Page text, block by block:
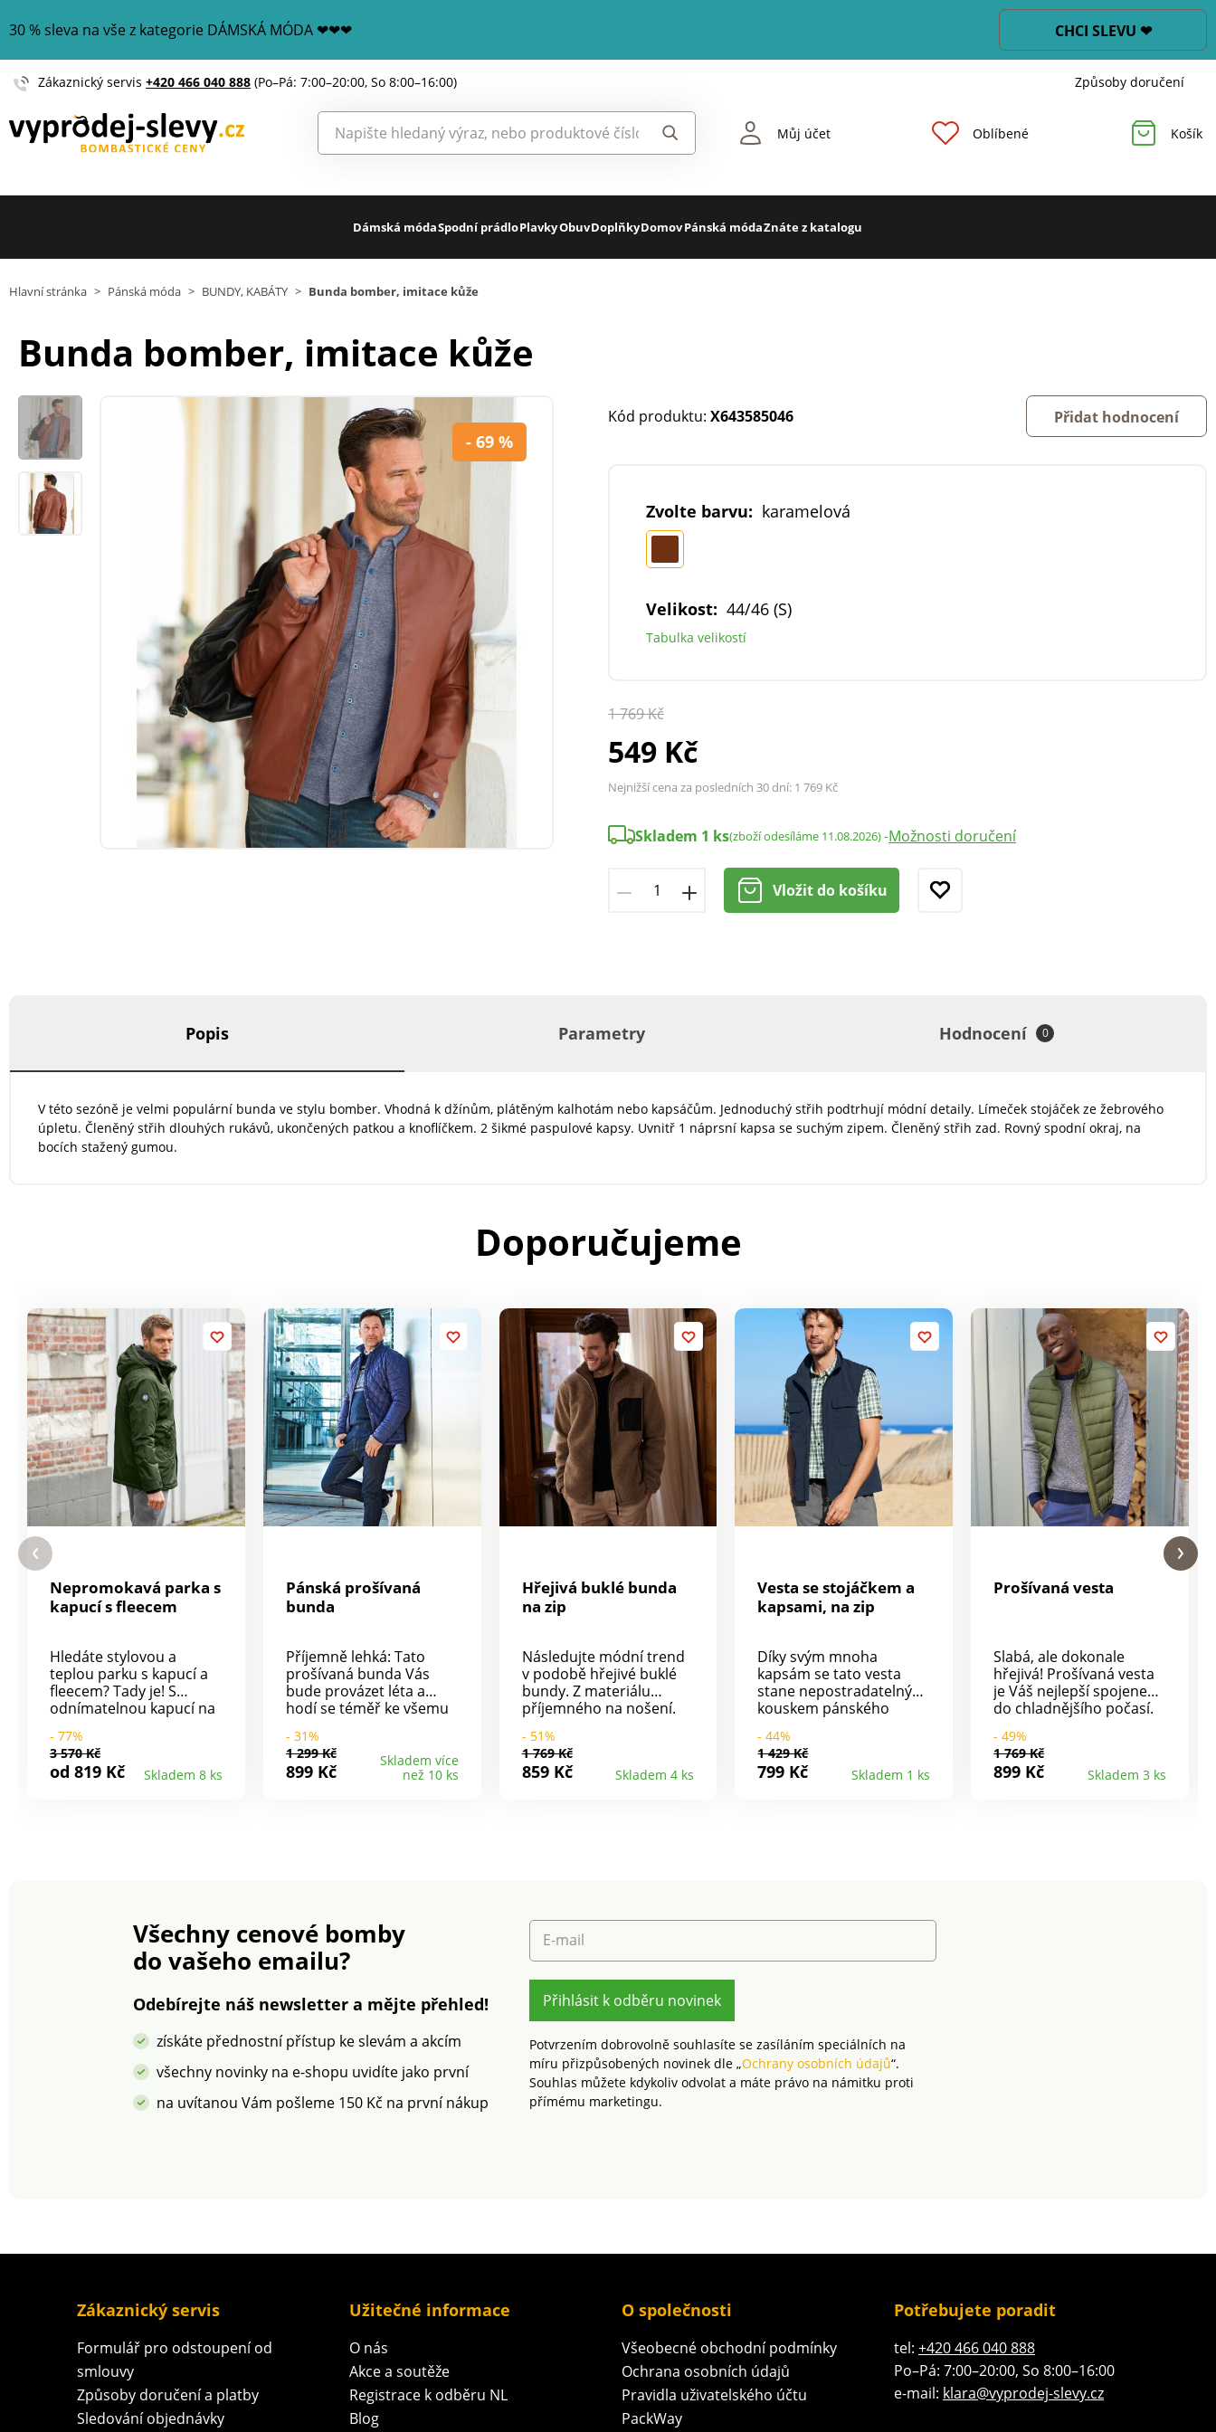
30 % sleva na vše z kategorie DÁMSKÁ MÓDA ❤❤❤ CHCI SLEVU ❤
Zákaznický servis +420 466 040 888 (Po–Pá: 7:00–20:00, So 8:00–16:00) Způsoby doručení
Můj účet Oblíbené Košík
Dámská módaSpodní prádloPlavkyObuvDoplňkyDomovPánská módaZnáte z katalogu
Hlavní stránka > Pánská móda > BUNDY, KABÁTY > Bunda bomber, imitace kůže
Bunda bomber, imitace kůže
- 69 %
Kód produktu: X643585046 Přidat hodnocení
Zvolte barvu: karamelová
Velikost: 44/46 (S)
Tabulka velikostí
1 769 Kč
549 Kč
Nejnižší cena za posledních 30 dní: 1 769 Kč
Skladem 1 ks(zboží odesíláme 11.08.2026)-Možnosti doručení
Vložit do košíku
Popis Parametry Hodnocení 0
V této sezóně je velmi populární bunda ve stylu bomber. Vhodná k džínům, plátěným kalhotám nebo kapsáčům. Jednoduchý střih podtrhují módní detaily. Límeček stojáček ze žebrového
úpletu. Členěný střih dlouhých rukávů, ukončených patkou a knoflíčkem. 2 šikmé paspulové kapsy. Uvnitř 1 náprsní kapsa se suchým zipem. Členěný střih zad. Rovný spodní okraj, na
bocích stažený gumou.
Doporučujeme
Nepromokavá parka s
kapucí s fleecem
Hledáte stylovou a
teplou parku s kapucí a
fleecem? Tady je! S
odnímatelnou kapucí na
Zapínání zip krytý
patkou, dvojitý jezdec.
Členitý střih. 2 kapsy s
nepromokavou úpravou.
S výplní a podšívkou. Lze
prát v pračce na 30 °C.
- 77%
3 570 Kč
od 819 Kč Skladem 8 ks
Pánská prošívaná
bunda
Příjemně lehká: Tato
prošívaná bunda Vás
bude provázet léta a
hodí se téměř ke všemu
Klasika s prošíváním do
kosočtverce. Límec,
manžety a kapsy podšité
- 31%
1 299 Kč
899 Kč
Skladem více
než 10 ks
Hřejivá buklé bunda
na zip
Následujte módní trend
v podobě hřejivé buklé
bundy. Z materiálu
příjemného na nošení.
zapínání, kontrastní zip.
Velká náprsní kontrastní
kapsa se zipem. 2 kapsy s
- 51%
1 769 Kč
859 Kč Skladem 4 ks
Vesta se stojáčkem a
kapsami, na zip
Díky svým mnoha
kapsám se tato vesta
stane nepostradatelným
kouskem pánského
zapínání. Vpředu v
ramenou vsadka. 4
našité kapsy s klopou, z
- 44%
1 429 Kč
799 Kč Skladem 1 ks
Prošívaná vesta
Slabá, ale dokonale
hřejivá! Prošívaná vesta
je Váš nejlepší spojenec
do chladnějšího počasí.
stojáčkem, uvnitř
kontrastní pruh. S
hřejivou výplní. Členitý
- 49%
1 769 Kč
899 Kč Skladem 3 ks
Všechny cenové bomby
do vašeho emailu?
Odebírejte náš newsletter a mějte přehled!
získáte přednostní přístup ke slevám a akcím
všechny novinky na e-shopu uvidíte jako první
na uvítanou Vám pošleme 150 Kč na první nákup
E-mail
Přihlásit k odběru novinek
Potvrzením dobrovolně souhlasíte se zasíláním speciálních na
míru přizpůsobených novinek dle „Ochrany osobních údajů“.
Souhlas můžete kdykoliv odvolat a máte právo na námitku proti
přímému marketingu.
Zákaznický servis
Formulář pro odstoupení od
smlouvy
Způsoby doručení a platby
Sledování objednávky
Užitečné informace
O nás
Akce a soutěže
Registrace k odběru NL
Blog
O společnosti
Všeobecné obchodní podmínky
Ochrana osobních údajů
Pravidla uživatelského účtu
PackWay
Potřebujete poradit
tel: +420 466 040 888
Po–Pá: 7:00–20:00, So 8:00–16:00
e-mail: klara@vyprodej-slevy.cz